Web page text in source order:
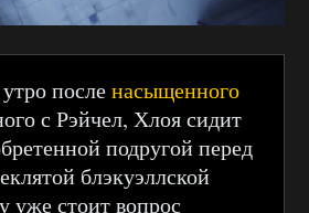
посленасыщенного
с Рэйчел, Хлоя сидит
подругой перед
блэкуэллской
уже стоит вопрос